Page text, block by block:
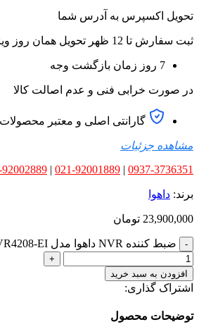
تحویل اکسپرس به آدرس شما
ثبت سفارش تا 12 ظهر تحویل همان روز ویژه تهران
7 روز زمان بازگشت وجه
در صورت خرابی فنی و عدم اصالت کالا
گارانتی اصلی و معتبر محصولات
مشاهده جزئیات
0937-3736351
|
021-92001889
|
برند: داهوا
23,900,000 تومان
ضبط کننده NVR داهوا مدل DHI-NVR4208-EI عدد
افزودن به سبد خرید
اشتراک گذاری:
توضیحات محصول